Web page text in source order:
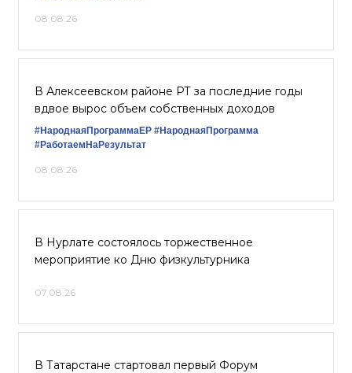
08.08.26
В Алексеевском районе РТ за последние годы
вдвое вырос объем собственных доходов
#НароднаяПрограммаЕР #НароднаяПрограмма
#РаботаемНаРезультат
08.08.26
В Нурлате состоялось торжественное
мероприятие ко Дню физкультурника
07.08.26
В Татарстане стартовал первый Форум